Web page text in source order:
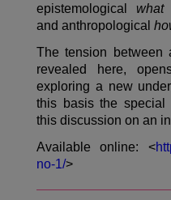
epistemological what
and anthropological
The tension between
revealed here,
exploring a new
this basis the special
this discussion on an
Available online: <
no-1/>